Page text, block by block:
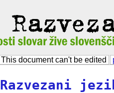
This document can't be edited
Razvezani